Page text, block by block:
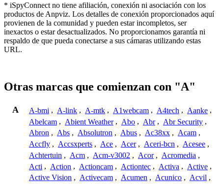
* iSpyConnect no tiene afiliación, conexión ni asociación con los
productos de Anpviz. Los detalles de conexión proporcionados aquí
provienen de la comunidad y pueden estar incompletos, ser
inexactos o estar desactualizados. No proporcionamos garantía ni
respaldo de que pueda conectarse a sus cámaras utilizando estas
URL.
Otras marcas que comienzan con "A"
A A-bmi , A-link , A-mtk , A1webcam , A4tech , Aanke ,
Abelcam , Abient Weather , Abo , Abr , Abr Security ,
Abron , Abs , Absolutron , Abus , Ac38xx , Acam ,
Accfly , Accsxperts , Ace , Acer , Aceri-bcn , Acesee ,
Achtertuin , Acm , Acm-v3002 , Acor , Acromedia ,
Acti , Action , Actioncam , Actiontec , Activa , Active ,
Active Vision , Activecam , Acumen , Acunico , Acvil ,